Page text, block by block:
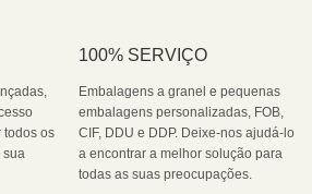
todos os
sua
100% SERVIÇO
Embalagens a granel e pequenas
embalagens personalizadas, FOB,
CIF, DDU e DDP. Deixe-nos ajudá-lo
a encontrar a melhor solução para
todas as suas preocupações.